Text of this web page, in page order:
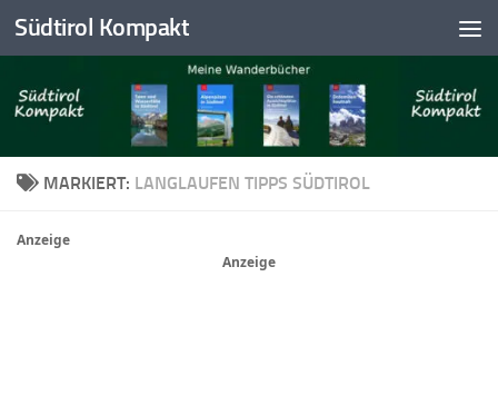
Skip to content
Südtirol Kompakt
MARKIERT: LANGLAUFEN TIPPS SÜDTIROL
Anzeige
Anzeige